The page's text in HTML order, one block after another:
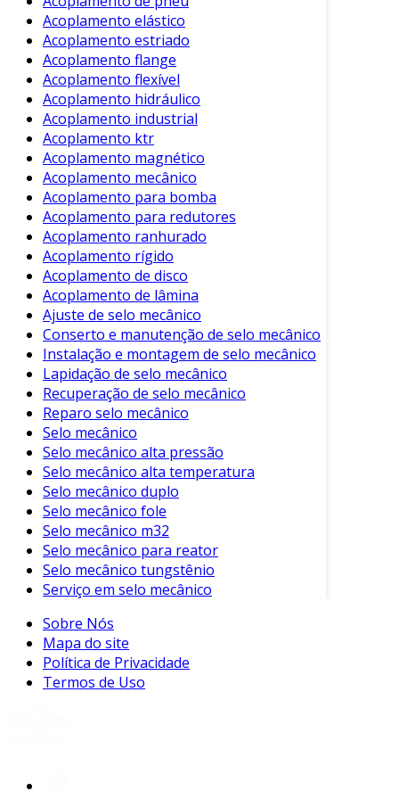
Redução de Vibrações
fole ajuda a absorver vibrações,
resultando em um funcionamento mais
suave.
Desalinhamento: Permite compensar
certos desalinhamentos entre os eixos,
prolongando a vida útil dos componentes.
Baixa Manutenção: A construção robusta
minimiza a necessidade de manutenção
frequente.
Capacidade de Carga
suportar altas cargas, tornando-se ideal
para aplicações pesadas.
Alta Eficiência: A transmissão de potência
é realizada com alta eficiência, sem perdas
significativas.
Esses fatores tornam o acoplamento de fole
uma escolha atrativa em várias indústrias.
Aplicações do Acoplamento de Fole
Os acoplamentos de fole são amplamente
utilizados em diversas aplicações industriais.
Algumas das áreas mais comuns incluem:
Máquinas de Processamento
em sistemas de transmissão de potência
em fábricas.
Setor Automotivo: Presentes em
motores e transmissões, facilitando a
Acoplamento elástico
Acoplamento estriado
Acoplamento flange
Acoplamento flexível
Acoplamento hidráulico
Acoplamento industrial
Acoplamento ktr
Acoplamento magnético
Acoplamento mecânico
Acoplamento para bomba
Acoplamento para redutores
Acoplamento ranhurado
Acoplamento rígido
Acoplamento de disco
Acoplamento de lâmina
Ajuste de selo mecânico
Conserto e manutenção de selo mecânico
Instalação e montagem de selo mecânico
Lapidação de selo mecânico
Recuperação de selo mecânico
Reparo selo mecânico
Selo mecânico
Selo mecânico alta pressão
Selo mecânico alta temperatura
Selo mecânico duplo
Selo mecânico fole
Selo mecânico m32
Selo mecânico para reator
Selo mecânico tungstênio
Serviço em selo mecânico
Sobre Nós
Mapa do site
Política de Privacidade
Termos de Uso